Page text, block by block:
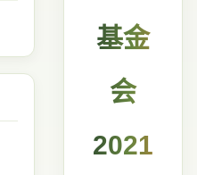
基金
会
2021